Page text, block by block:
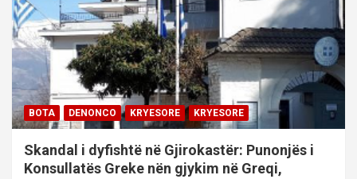
BOTA DENONCO KRYESORE KRYESORE
Skandal i dyfishtë në Gjirokastër: Punonjës i
Konsullatës Greke nën gjykim në Greqi,